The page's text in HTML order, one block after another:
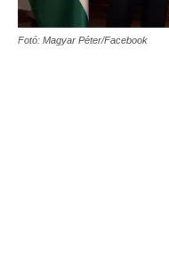
Fotó: Magyar Péter/Facebook